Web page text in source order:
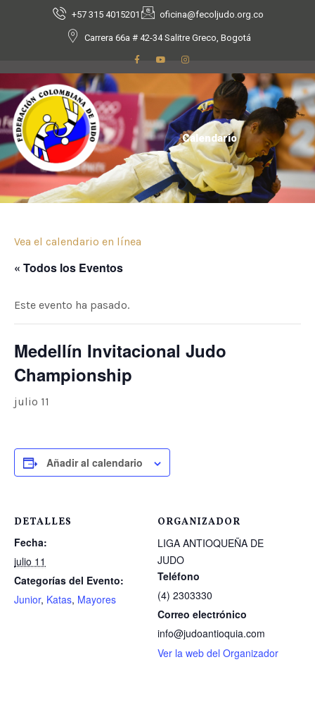
+57 315 4015201 oficina@fecoljudo.org.co
Carrera 66a # 42-34 Salitre Greco, Bogotá
Calendario
Vea el calendario en línea
« Todos los Eventos
Este evento ha pasado.
Medellín Invitacional Judo
Championship
julio 11
Añadir al calendario
DETALLES
Fecha:
julio 11
Categorías del Evento:
Junior, Katas, Mayores
ORGANIZADOR
LIGA ANTIOQUEÑA DE
JUDO
Teléfono
(4) 2303330
Correo electrónico
info@judoantioquia.com
Ver la web del Organizador